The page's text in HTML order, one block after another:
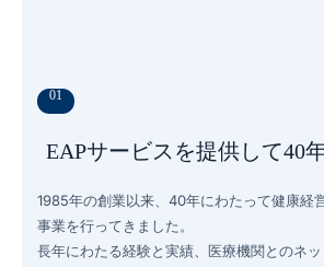
01
EAPサービスを提供して40
1985年の創業以来、40年にわたって健康経
事業を行ってきました。
長年にわたる経験と実績、医療機関とのネ